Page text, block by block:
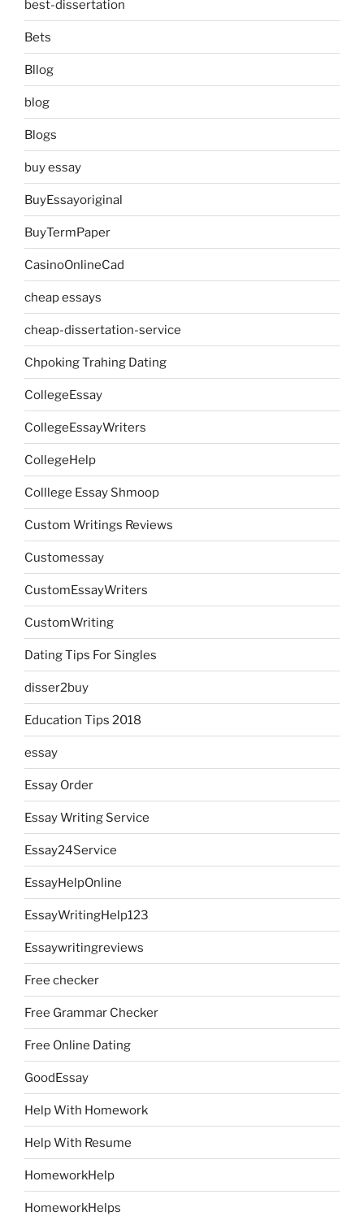
best-dissertation
Bets
Bllog
blog
Blogs
buy essay
BuyEssayoriginal
BuyTermPaper
CasinoOnlineCad
cheap essays
cheap-dissertation-service
Chpoking Trahing Dating
CollegeEssay
CollegeEssayWriters
CollegeHelp
Colllege Essay Shmoop
Custom Writings Reviews
Customessay
CustomEssayWriters
CustomWriting
Dating Tips For Singles
disser2buy
Education Tips 2018
essay
Essay Order
Essay Writing Service
Essay24Service
EssayHelpOnline
EssayWritingHelp123
Essaywritingreviews
Free checker
Free Grammar Checker
Free Online Dating
GoodEssay
Help With Homework
Help With Resume
HomeworkHelp
HomeworkHelps